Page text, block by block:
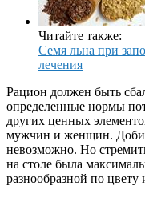
Читайте также:
Семя льна при
лечения
Рацион должен быть
определенные нормы
других ценных
мужчин и женщин.
невозможно. Но
на столе была
разнообразной по цвету